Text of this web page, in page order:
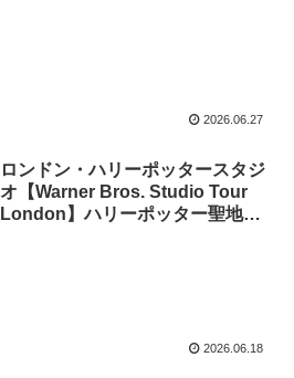
2026.06.27
ロンドン・ハリーポッタースタジ
オ【Warner Bros. Studio Tour
London】ハリーポッター聖地巡
2026.06.18